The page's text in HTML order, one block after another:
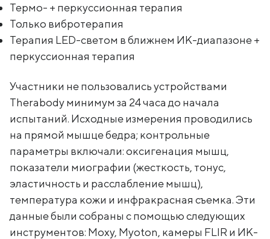
Термо- + перкуссионная терапия
Только вибротерапия
Терапия LED-светом в ближнем ИК-диапазоне +
перкуссионная терапия
Участники не пользовались устройствами
Therabody минимум за 24 часа до начала
испытаний. Исходные измерения проводились
на прямой мышце бедра; контрольные
параметры включали: оксигенация мышц,
показатели миографии (жесткость, тонус,
эластичность и расслабление мышц),
температура кожи и инфракрасная съемка. Эти
данные были собраны с помощью следующих
инструментов: Moxy, Myoton, камеры FLIR и ИК-